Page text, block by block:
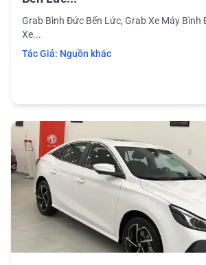
Grab Bình Đức Bến Lức, Grab Xe Máy Bình
Xe...
Tác Giả: Nguồn khác